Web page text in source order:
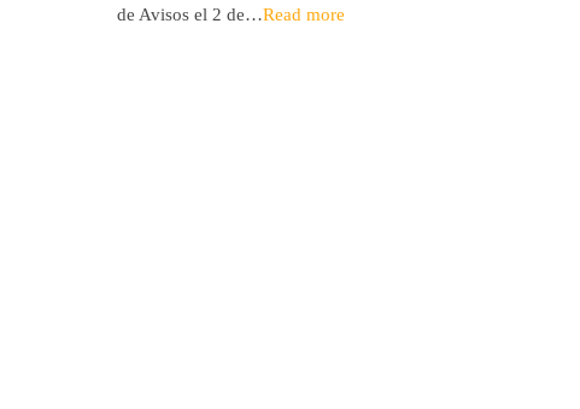
de Avisos el 2 de…Read more